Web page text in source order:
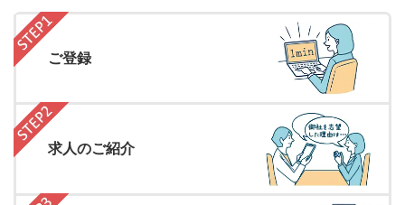
ご登録
求人のご紹介